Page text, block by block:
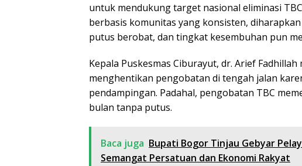
untuk mendukung target nasional eliminasi
berbasis komunitas yang konsisten,
putus berobat, dan tingkat kesembuhan pun
Kepala Puskesmas Ciburayut, dr. Arief
menghentikan pengobatan di tengah jalan
pendampingan. Padahal, pengobatan TBC
bulan tanpa putus.
Baca juga Bupati Bogor Tinjau Gebyar
Semangat Persatuan dan Ekonomi Rakyat